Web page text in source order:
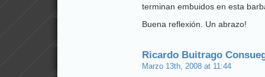
terminan embuidos en esta
Buena reflexión. Un abrazo!
Ricardo Buitrago
Marzo 13th, 2008 at 11:44